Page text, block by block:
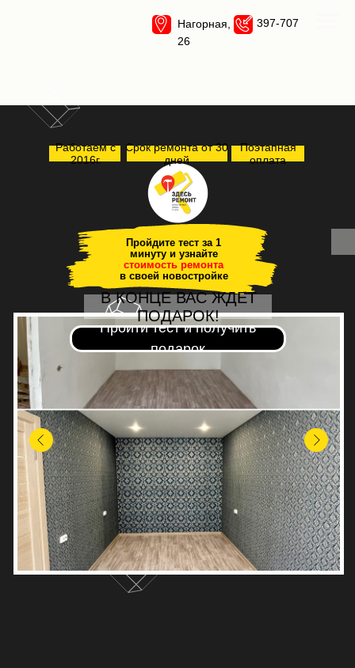
Пройдите тест за 1
минуту и узнайте
стоимость ремонта
в своей новостройке
Пройти тест и получить
подарок
397-707
Нагорная,
26
В КОНЦЕ ВАС ЖДЕТ
ПОДАРОК!
Работаем с
2016г.
Срок ремонта от 30
дней
Поэтапная
оплата